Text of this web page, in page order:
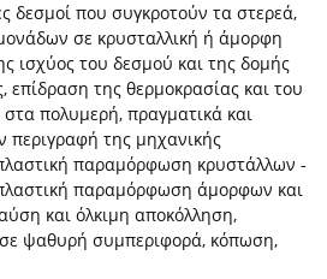
δεσμοί που συγκροτούν τα στερεά,
σε κρυσταλλική ή άμορφη
ισχύος του δεσμού και της δομής
επίδραση της θερμοκρασίας και του
πολυμερή, πραγματικά και
περιγραφή της μηχανικής
παραμόρφωση κρυστάλλων -
πλαστική παραμόρφωση άμορφων και
και όλκιμη αποκόλληση,
ψαθυρή συμπεριφορά, κόπωση,